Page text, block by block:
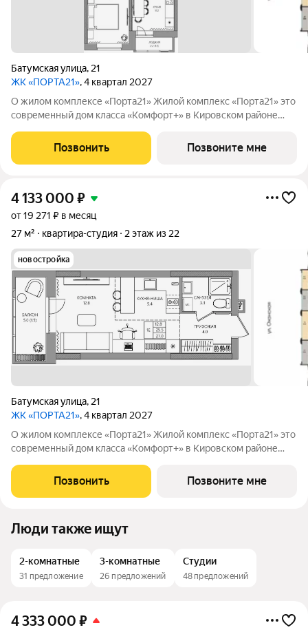
Батумская улица, 21
ЖК «ПОРТА21», 4 квартал 2027
О жилом комплексе «Порта21» Жилой комплекс «Порта21» это
современный дом класса «Комфорт+» в Кировском районе
баланс между городской жизнью и ощущением спокойствия.
Виды на Каму и близость
Позвонить Позвоните мне
4 133 000 ₽
от 19 271 ₽ в месяц
27 м²
квартира-студия 2 этаж из 22
новостройка
Батумская улица, 21
ЖК «ПОРТА21», 4 квартал 2027
О жилом комплексе «Порта21» Жилой комплекс «Порта21» это
современный дом класса «Комфорт+» в Кировском районе
баланс между городской жизнью и ощущением спокойствия.
Виды на Каму и близость
Позвонить Позвоните мне
Люди также ищут
2-комнатные
31 предложение
3-комнатные
26 предложений
Студии
48 предложений
4 333 000 ₽